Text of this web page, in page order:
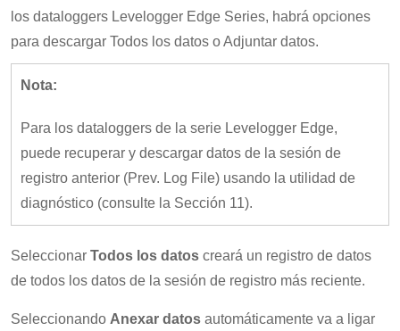
los dataloggers Levelogger Edge Series, habrá opciones
para descargar Todos los datos o Adjuntar datos.
Nota:
Para los dataloggers de la serie Levelogger Edge,
puede recuperar y descargar datos de la sesión de
registro anterior (Prev. Log File) usando la utilidad de
diagnóstico (consulte la Sección 11).
Seleccionar Todos los datos creará un registro de datos
de todos los datos de la sesión de registro más reciente.
Seleccionando Anexar datos automáticamente va a ligar